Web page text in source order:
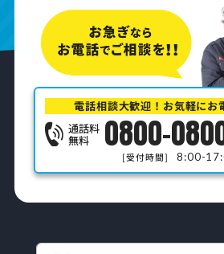
電話相談大歓迎！お気軽にお
通話料
無料 0800-
[受付時間] 8:00-